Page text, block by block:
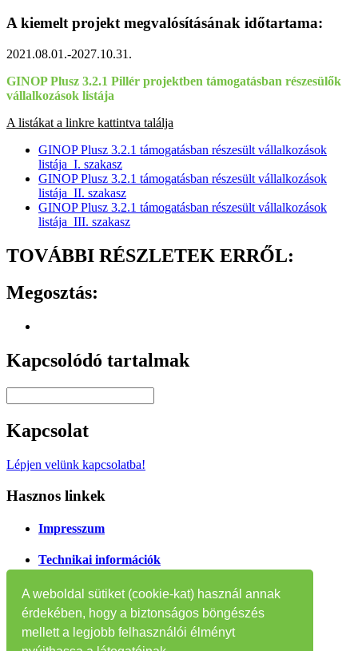
A weboldal sütiket (cookie-kat) használ annak
érdekében, hogy a biztonságos böngészés
mellett a legjobb felhasználói élményt
A kiemelt projekt megvalósításának időtartama:
2021.08.01.-2027.10.31.
GINOP Plusz 3.2.1 Pillér projektben támogatásban részesülők
vállalkozások listája
A listákat a linkre kattintva találja
GINOP Plusz 3.2.1 támogatásban részesült vállalkozások
listája_I. szakasz
GINOP Plusz 3.2.1 támogatásban részesült vállalkozások
listája_II. szakasz
GINOP Plusz 3.2.1 támogatásban részesült vállalkozások
listája_III. szakasz
TOVÁBBI RÉSZLETEK ERRŐL:
Megosztás:
Kapcsolódó tartalmak
Kapcsolat
Lépjen velünk kapcsolatba!
Hasznos linkek
Impresszum
Technikai információk
Oldaltérkép
Tájékoztatók